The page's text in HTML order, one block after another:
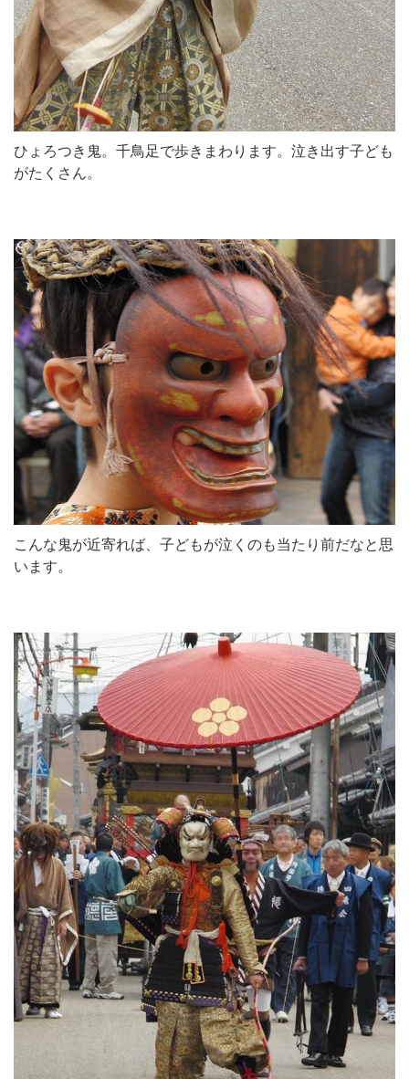
ひょろつき鬼。千鳥足で歩きまわります。泣き出す子ども
がたくさん。
こんな鬼が近寄れば、子どもが泣くのも当たり前だなと思
います。